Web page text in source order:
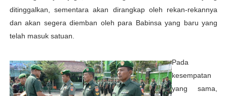
ditinggalkan, sementara akan dirangkap oleh rekan-rekannya
dan akan segera diemban oleh para Babinsa yang baru yang
telah masuk satuan.
Pada
kesempatan
yang sama,